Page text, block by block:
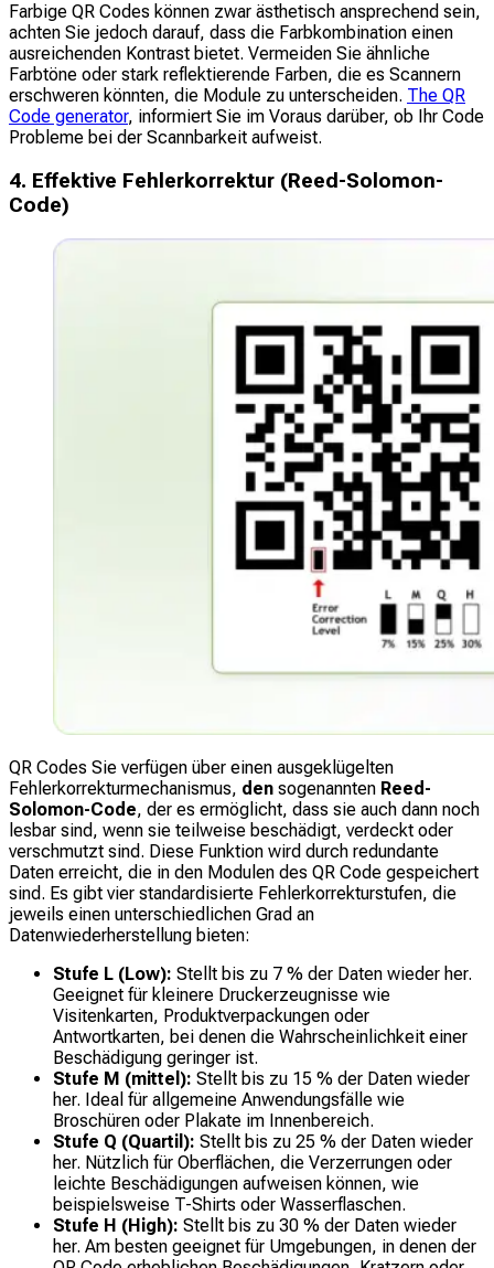
Farbige QR Codes können zwar ästhetisch ansprechend sein,
achten Sie jedoch darauf, dass die Farbkombination einen
ausreichenden Kontrast bietet. Vermeiden Sie ähnliche
Farbtöne oder stark reflektierende Farben, die es Scannern
erschweren könnten, die Module zu unterscheiden. The QR
Code generator, informiert Sie im Voraus darüber, ob Ihr Code
Probleme bei der Scannbarkeit aufweist.
4. Effektive Fehlerkorrektur (Reed-Solomon-
Code)
QR Codes Sie verfügen über einen ausgeklügelten
Fehlerkorrekturmechanismus, den sogenannten Reed-
Solomon-Code, der es ermöglicht, dass sie auch dann noch
lesbar sind, wenn sie teilweise beschädigt, verdeckt oder
verschmutzt sind. Diese Funktion wird durch redundante
Daten erreicht, die in den Modulen des QR Code gespeichert
sind. Es gibt vier standardisierte Fehlerkorrekturstufen, die
jeweils einen unterschiedlichen Grad an
Datenwiederherstellung bieten:
Stufe L (Low): Stellt bis zu 7 % der Daten wieder her.
Geeignet für kleinere Druckerzeugnisse wie
Visitenkarten, Produktverpackungen oder
Antwortkarten, bei denen die Wahrscheinlichkeit einer
Beschädigung geringer ist.
Stufe M (mittel): Stellt bis zu 15 % der Daten wieder
her. Ideal für allgemeine Anwendungsfälle wie
Broschüren oder Plakate im Innenbereich.
Stufe Q (Quartil): Stellt bis zu 25 % der Daten wieder
her. Nützlich für Oberflächen, die Verzerrungen oder
leichte Beschädigungen aufweisen können, wie
beispielsweise T-Shirts oder Wasserflaschen.
Stufe H (High): Stellt bis zu 30 % der Daten wieder
her. Am besten geeignet für Umgebungen, in denen der